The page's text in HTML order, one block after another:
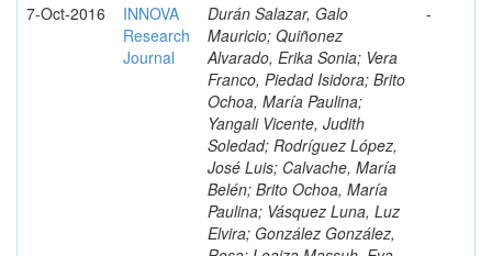
7-Oct-2016
INNOVA
Research
Journal
Durán Salazar, Galo
Mauricio; Quiñonez
Alvarado, Erika Sonia; Vera
Franco, Piedad Isidora; Brito
Ochoa, María Paulina;
Yangali Vicente, Judith
Soledad; Rodríguez López,
José Luis; Calvache, María
Belén; Brito Ochoa, María
Paulina; Vásquez Luna, Luz
Elvira; González González,
-